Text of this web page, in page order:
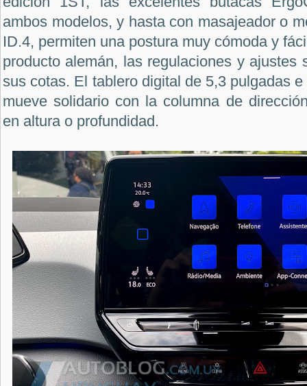
ambos modelos, y hasta con masajeador o
ID.4, permiten una postura muy cómoda y
producto alemán, las regulaciones y ajustes
sus cotas. El tablero digital de 5,3 pulgadas
mueve solidario con la columna de
en altura o profundidad.